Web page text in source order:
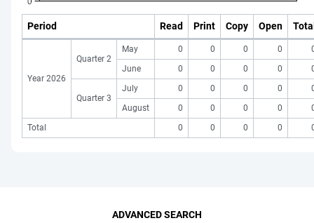
Period Read Print Copy Open
Year 2026
Quarter 2
May 0 0 0 0
June
0 0 0 0
Quarter 3
July 0 0 0 0
August
0 0 0 0
Total
0 0 0 0
ADVANCED SEARCH